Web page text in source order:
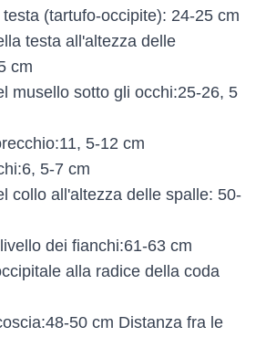
(tartufo-occipite): 24-25 cm
testa all'altezza delle
cm
musello sotto gli occhi:25-26, 5
5-12 cm
5-7 cm
collo all'altezza delle spalle: 50-
dei fianchi:61-63 cm
alla radice della coda
50 cm Distanza fra le